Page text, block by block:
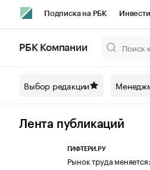
Подписка на РБК
Спецпроекты СПб
Технологии и медиа
РБК Компании
Выбор редакции
Лента публикаций
ГИФТЕРИ.РУ
Рынок труда